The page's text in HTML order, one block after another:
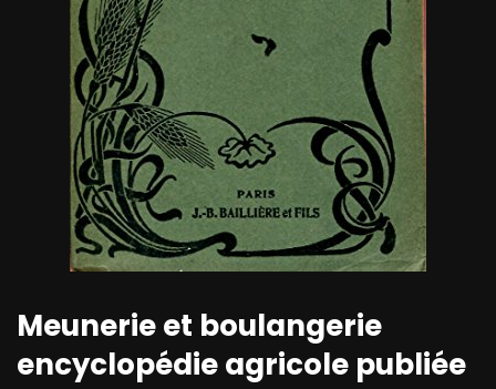
Meunerie et boulangerie
encyclopédie agricole publiée